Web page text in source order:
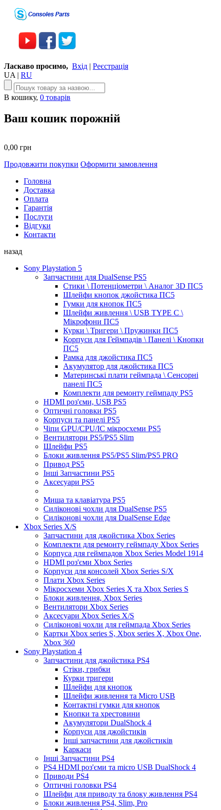
Ласкаво просимо, Вхід | Реєстрація
UA | RU
В кошику, 0 товарів
Ваш кошик порожній
0,00 грн
Продовжити покупки Оформити замовлення
Головна
Доставка
Оплата
Гарантія
Послуги
Відгуки
Контакти
назад
Sony Playstation 5
Запчастини для DualSense PS5
Стики \ Потенціометри \ Аналог 3D ПС5
Шлейфи кнопок джойстика ПС5
Гумки для кнопок ПС5
Шлейфи живлення \ USB TYPE C \
Мікрофони ПС5
Курки \ Тригери \ Пружинки ПС5
Корпуси для Геймпадів \ Панелі \ Кнопки
ПС5
Рамка для джойстика ПС5
Акумулятор для джойстика ПС5
Материнські плати геймпада \ Сенсорні
панелі ПС5
Комплекти для ремонту геймпаду PS5
HDMI роз'єми, USB PS5
Оптичні головки PS5
Корпуси та панелі PS5
Чіпи GPU/CPU/IC мікросхеми PS5
Вентилятори PS5/PS5 Slim
Шлейфи PS5
Блоки живлення PS5/PS5 Slim/PS5 PRO
Привод PS5
Інші Запчастини PS5
Аксесуари PS5
Миша та клавіатура PS5
Силіконові чохли для DualSense PS5
Силіконові чохли для DualSense Edge
Xbox Series X/S
Запчастини для джойстика Xbox Series
Комплекти для ремонту геймпаду Xbox Series
Корпуса для геймпадов Xbox Series Model 1914
HDMI роз'єми Xbox Series
Корпуси для консолей Xbox Series S/X
Плати Xbox Series
Мікросхеми Xbox Series X та Xbox Series S
Блоки живлення, Xbox Series
Вентилятори Xbox Series
Аксесуари Xbox Series X/S
Силіконові чохли для геймпада Xbox Series
Картки Xbox series S, Xbox series X, Xbox One,
Xbox 360
Sony Playstation 4
Запчастини для джойстика PS4
Стіки, грибки
Курки тригери
Шлейфи для кнопок
Шлейфи живлення та Micro USB
Контактні гумки для кнопок
Кнопки та хрестовини
Акумулятори DualShock 4
Корпуси для джойстиків
Інші запчастини для джойстиків
Каркаси
Інші Запчастини PS4
PS4 HDMI роз'єми та micro USB DualShock 4
Приводи PS4
Оптичні головки PS4
Шлейфи для приводу та блоку живлення PS4
Блоки живлення PS4, Slim, Pro